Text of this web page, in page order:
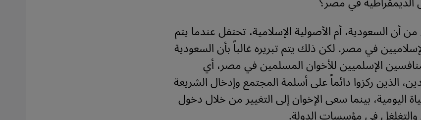
أن السعودية، أم الأصولية الإسلامية، تحتفل عندما يتم
في مصر. لكن ذلك يتم تبريره غالباً بأن السعودية
الإسلميين للأخوان المسلمين في مصر، أي
الذين ركزوا دائماً على أسلمة المجتمع وإدخال الشريعة
اليومية، بينما سعى الإخوان إلى التغيير من خلال دخول